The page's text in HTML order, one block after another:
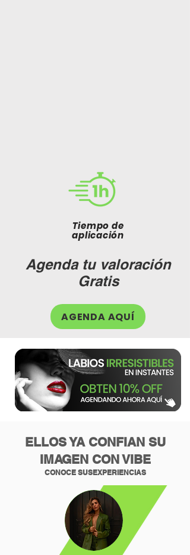
Tiempo de
aplicación
Agenda tu valoración
Gratis
AGENDA AQUÍ
ELLOS YA CONFIAN SU
IMAGEN CON VIBE
CONOCE SUSEXPERIENCIAS